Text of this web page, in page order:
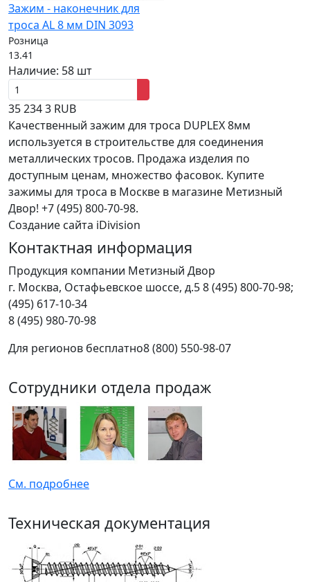
Зажим - наконечник для
троса AL 8 мм DIN 3093
Розница
13.41
Наличие: 58 шт
352343 RUB
Качественный зажим для троса DUPLEX 8мм
используется в строительстве для соединения
металлических тросов. Продажа изделия по
доступным ценам, множество фасовок. Купите
зажимы для троса в Москве в магазине Метизный
Двор! +7 (495) 800-70-98.
Создание сайта iDivision
Контактная информация
Продукция компании Метизный Двор
г. Москва, Остафьевское шоссе, д.58 (495) 800-70-98;
(495) 617-10-34
8 (495) 980-70-98
Для регионов бесплатно8 (800) 550-98-07
Сотрудники отдела продаж
См. подробнее
Техническая документация